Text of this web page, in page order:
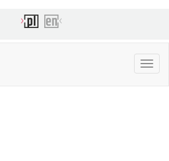
Toggle